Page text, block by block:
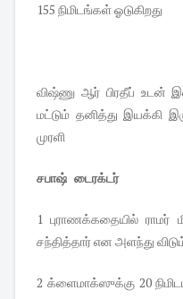
155 நிமிடங்கள் ஓடுகிறது
விஷ்ணு ஆர் பிரதீப் உடன்
மட்டும் தனித்து இயக்கி
முரளி
சபாஷ் டைரக்டர்
1 புராணக்கதையில் ராமர்
சந்தித்தார் என அளந்து
2 க்ளைமாக்ஸுக்கு 20